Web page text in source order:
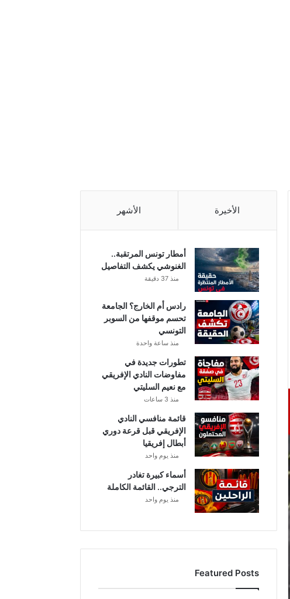
الأخيرة الأشهر
أمطار تونس المرتقبة..
الغنوشي يكشف التفاصيل
منذ 37 دقيقة
رادس أم الخارج؟ الجامعة
تحسم موقفها من السوبر
التونسي
منذ ساعة واحدة
تطورات جديدة في
مفاوضات النادي الإفريقي
مع نعيم السليتي
منذ 3 ساعات
قائمة منافسي النادي
الإفريقي قبل قرعة دوري
أبطال إفريقيا
منذ يوم واحد
أسماء كبيرة تغادر
الترجي.. القائمة الكاملة
منذ يوم واحد
Featured Posts